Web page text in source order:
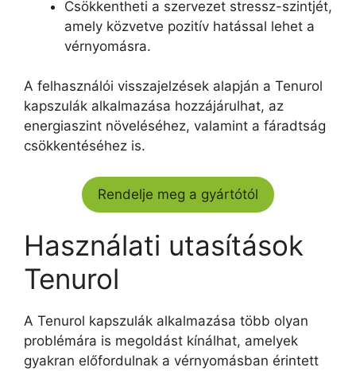
Csökkentheti a szervezet stressz-szintjét,
amely közvetve pozitív hatással lehet a
vérnyomásra.
A felhasználói visszajelzések alapján a Tenurol
kapszulák alkalmazása hozzájárulhat, az
energiaszint növeléséhez, valamint a fáradtság
csökkentéséhez is.
Rendelje meg a gyártótól
Használati utasítások
Tenurol
A Tenurol kapszulák alkalmazása több olyan
problémára is megoldást kínálhat, amelyek
gyakran előfordulnak a vérnyomásban érintett